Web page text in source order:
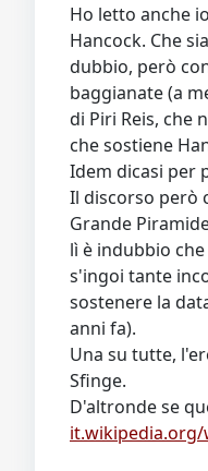
Ho letto anche
Hancock. Che
dubbio, però
baggianate (a
di Piri Reis, che
che sostiene
Idem dicasi per
Il discorso però
Grande
lì è indubbio
s'ingoi tante
sostenere la
anni fa).
Una su tutte,
Sfinge.
D'altronde se
it.wikipedia.org/